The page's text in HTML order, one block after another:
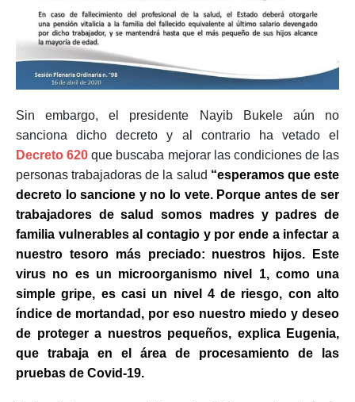
Sin embargo, el presidente Nayib Bukele aún no
sanciona dicho decreto y al contrario ha vetado el
Decreto 620 que buscaba mejorar las condiciones de las
personas trabajadoras de la salud “esperamos que este
decreto lo sancione y no lo vete. Porque antes de ser
trabajadores de salud somos madres y padres de
familia vulnerables al contagio y por ende a infectar a
nuestro tesoro más preciado: nuestros hijos. Este
virus no es un microorganismo nivel 1, como una
simple gripe, es casi un nivel 4 de riesgo, con alto
índice de mortandad, por eso nuestro miedo y deseo
de proteger a nuestros pequeños, explica Eugenia,
que trabaja en el área de procesamiento de las
pruebas de Covid-19.